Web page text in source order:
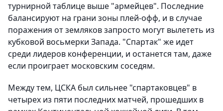
турнирной таблице выше "армейцев". Последние
балансируют на грани зоны плей-офф, и в случае
поражения от земляков запросто могут вылететь из
кубковой восьмерки Запада. "Спартак" же идет
среди лидеров конференции, и останется там, даже
если проиграет московским соседям.
Между тем, ЦСКА был сильнее "спартаковцев" в
четырех из пяти последних матчей, прошедших в